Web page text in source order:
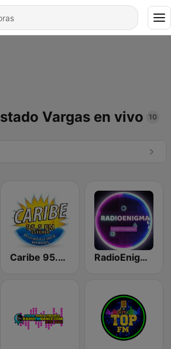
Vargas en vivo 10
Caribe 95.5 FM RadioEnigma